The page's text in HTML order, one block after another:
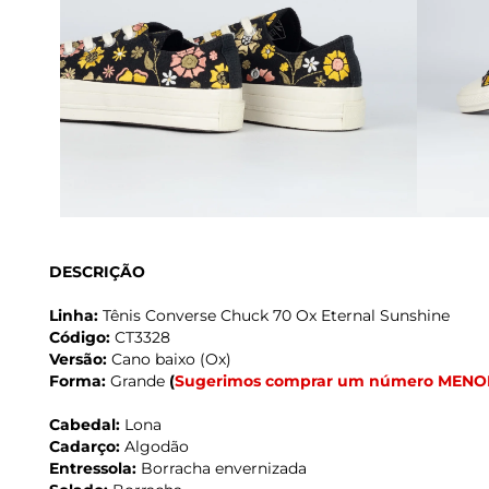
DESCRIÇÃO
Linha: Tênis Converse Chuck 70 Ox Eternal Sunshine
Código: CT3328
Versão: Cano baixo (Ox)
Forma: Grande (Sugerimos comprar um número
Cabedal: Lona
Cadarço: Algodão
Entressola: Borracha envernizada